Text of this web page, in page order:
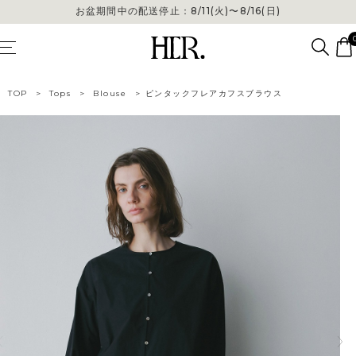
お盆期間中の配送停止：8/11(火)〜8/16(日)
お盆期間中の配送停止：8/11(火)〜8/16(日)
TOP > Tops > Blouse > ピンタックフレアカフスブラウス